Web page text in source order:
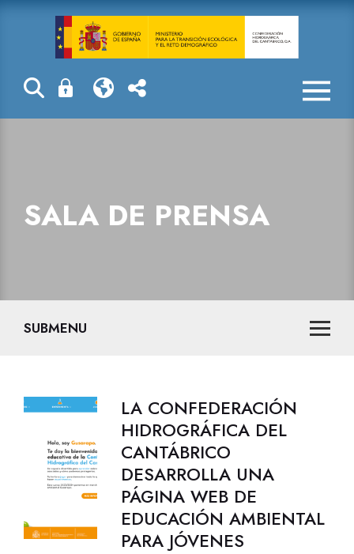
Sala de prensa
SALA DE PRENSA
SUBMENU
LA CONFEDERACIÓN
HIDROGRÁFICA DEL
CANTÁBRICO
DESARROLLA UNA
PÁGINA WEB DE
EDUCACIÓN AMBIENTAL
PARA JÓVENES